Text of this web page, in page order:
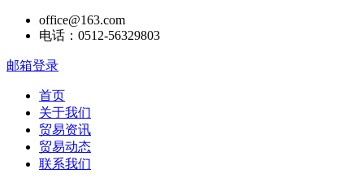
office@163.com
电话：0512-56329803
邮箱登录
首页
关于我们
贸易资讯
贸易动态
联系我们